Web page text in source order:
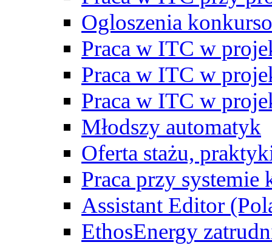
Ogloszenia
Praca w ITC w
Praca w ITC w
Praca w ITC w
Młodszy automatyk
Oferta stażu,
Praca przy
Assistant Editor
EthosEnergy